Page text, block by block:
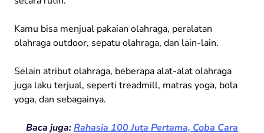
Kamu bisa menjual pakaian olahraga, peralatan
olahraga outdoor, sepatu olahraga, dan lain-lain.
Selain atribut olahraga, beberapa alat-alat olahraga
juga laku terjual, seperti treadmill, matras yoga, bola
yoga, dan sebagainya.
Baca juga:Rahasia 100 Juta Pertama, Coba Cara